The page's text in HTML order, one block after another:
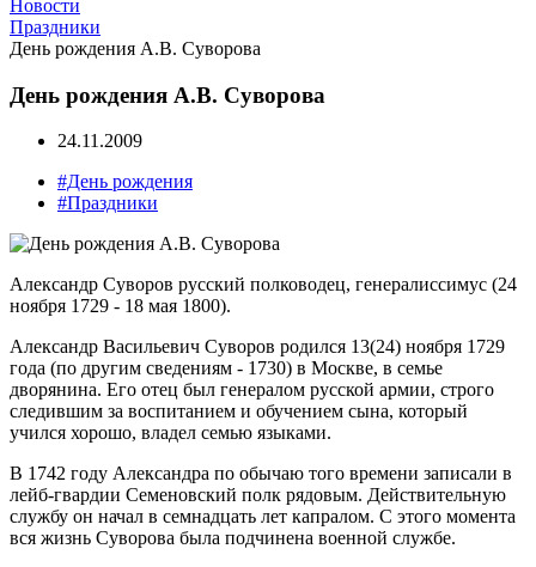
Новости
Праздники
День рождения А.В. Суворова
День рождения А.В. Суворова
24.11.2009
#День рождения
#Праздники
Александр Суворов русский полководец, генералиссимус (24
ноября 1729 - 18 мая 1800).
Александр Васильевич Суворов родился 13(24) ноября 1729
года (по другим сведениям - 1730) в Москве, в семье
дворянина. Его отец был генералом русской армии, строго
следившим за воспитанием и обучением сына, который
учился хорошо, владел семью языками.
В 1742 году Александра по обычаю того времени записали в
лейб-гвардии Семеновский полк рядовым. Действительную
службу он начал в семнадцать лет капралом. С этого момента
вся жизнь Суворова была подчинена военной службе.